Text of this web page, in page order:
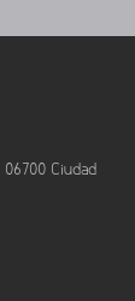
Ciudad